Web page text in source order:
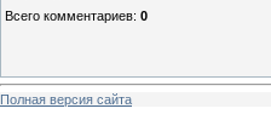
Всего комментариев: 0
Полная версия сайта